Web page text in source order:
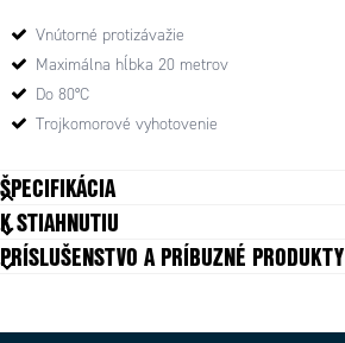
Vnútorné protizávažie
Maximálna hĺbka 20 metrov
Do 80°C
Trojkomorové vyhotovenie
ŠPECIFIKÁCIA
Contact Angle
Depth-Max 20 m
K STIAHNUTIU
PRÍSLUŠENSTVO A PRÍBUZNÉ PRODUKTY